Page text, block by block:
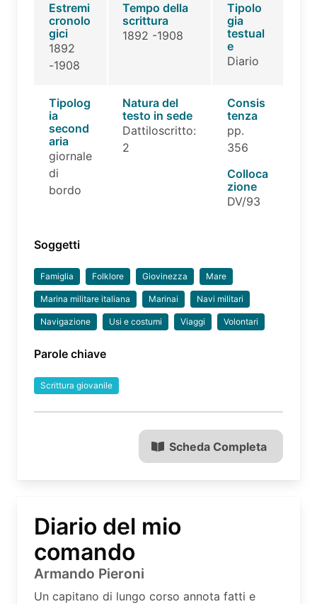
Estremi
cronolo
gici
1892
-1908
Tempo della
scrittura
1892 -1908
Tipolo
gia
testual
e
Diario
Tipolog
ia
second
aria
giornale
di
bordo
Natura del
testo in sede
Dattiloscritto:
2
Consis
tenza
pp.
356
Colloca
zione
DV/93
Soggetti
Famiglia Folklore Giovinezza Mare
Marina militare italiana Marinai Navi militari
Navigazione Usi e costumi Viaggi Volontari
Parole chiave
Scrittura giovanile
Scheda Completa
Diario del mio
comando
Armando Pieroni
Un capitano di lungo corso annota fatti e